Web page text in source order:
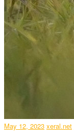
May 12, 2023 xeral.net